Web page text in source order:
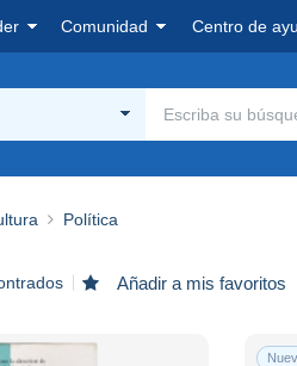
Comunidad Centro de
Política
Añadir a mis favoritos